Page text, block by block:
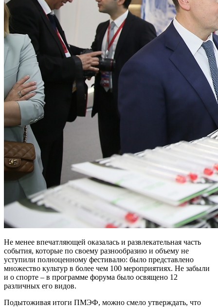
Не менее впечатляющей оказалась и развлекательная часть
события, которые по своему разнообразию и объему не
уступили полноценному фестивалю: было представлено
множество культур в более чем 100 мероприятиях. Не забыли
и о спорте – в программе форума было освящено 12
различных его видов.
Подытоживая итоги ПМЭФ, можно смело утверждать, что